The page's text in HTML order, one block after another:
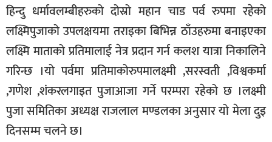
समाज
शिक्षा
विचार
स्वास्थ्य
हिन्दु धर्मावलम्बीहरुको दोस्रो महान चाड पर्व रुपमा रहेको
लक्ष्मिपुजाको उपलक्षयमा तराइका बिभिन्न ठाँउहरुमा बनाइएका
लक्ष्मि माताको प्रतिमालाई नेत्र प्रदान गर्न कलश यात्रा निकालिने
गरिन्छ ।यो पर्वमा प्रतिमाकोरुपमालक्ष्मी ,सरस्वती ,विश्वकर्मा
,गणेश ,शंकरलगाइत पुजाआजा गर्ने परम्परा रहेको छ ।लक्ष्मी
पुजा समितिका अध्यक्ष राजलाल मण्डलका अनुसार यो मेला दुइ
दिनसम्म चलने छ।